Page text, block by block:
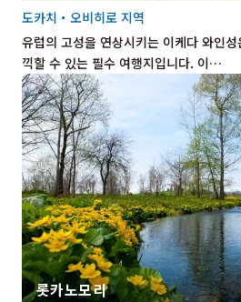
유럽의 고성을 연상시키는 이케다 와인
끽할 수 있는 필수 여행지입니다. 이…
도카치・오비히로 지역
롯카노모리